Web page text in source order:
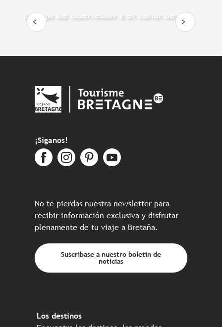
El lago de Guerlédan y el canal de
¡Síganos!
No te pierdas nuestra newsletter para
recibir información exclusiva y disfrutar
plenamente de tu viaje a Bretaña.
Suscríbase a nuestro boletín de
noticias
Los destinos